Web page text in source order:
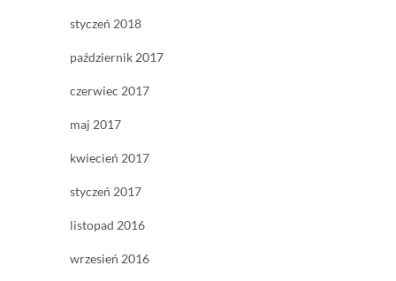
styczeń 2018
październik 2017
czerwiec 2017
maj 2017
kwiecień 2017
styczeń 2017
listopad 2016
wrzesień 2016